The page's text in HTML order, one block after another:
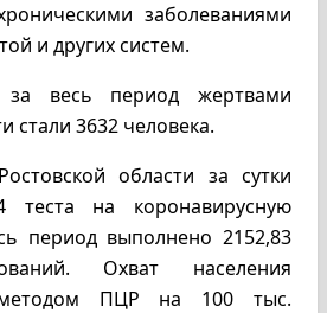
заболеваниями
и других систем.
за весь период жертвами
стали 3632 человека.
области за сутки
теста на коронавирусную
период выполнено 2152,83
Охват населения
методом ПЦР на 100 тыс.